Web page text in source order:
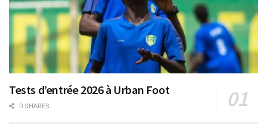
Tests d’entrée 2026 à Urban Foot
0 SHARES